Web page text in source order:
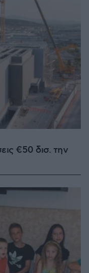
€50 δισ. την